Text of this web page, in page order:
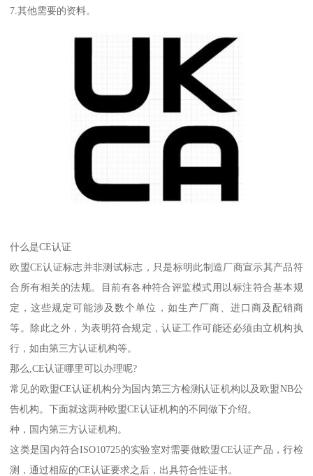
7.其他需要的资料。
什么是CE认证
欧盟CE认证标志并非测试标志，只是标明此制造厂商宣示其产品符
合所有相关的法规。目前有各种符合评监模式用以标注符合基本规
定，这些规定可能涉及数个单位，如生产厂商、进口商及配销商
等。除此之外，为表明符合规定，认证工作可能还必须由立机构执
行，如由第三方认证机构等。
那么,CE认证哪里可以办理呢?
常见的欧盟CE认证机构分为国内第三方检测认证机构以及欧盟NB公
告机构。下面就这两种欧盟CE认证机构的不同做下介绍。
种，国内第三方认证机构。
这类是国内符合ISO10725的实验室对需要做欧盟CE认证产品，行检
测，通过相应的CE认证要求之后，出具符合性证书。